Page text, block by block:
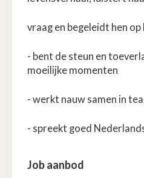
vraag en begeleidt hen op
- bent de steun en
moeilijke momenten
- werkt nauw samen in
- spreekt goed
Job aanbod